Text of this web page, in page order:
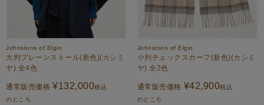
Johnstons of Elgin
大判プレーンストール(新色)(カシミ
ヤ) 全4色
通常販売価格 ¥132,000税込
のところ
Johnstons of Elgin
小判チェックスカーフ(新色)(カシミ
ヤ) 全2色
通常販売価格 ¥42,900税込
のところ